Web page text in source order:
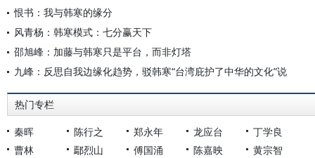
恨书：我与韩寒的缘分
风青杨：韩寒模式：七分赢天下
邵旭峰：加藤与韩寒只是平台，而非灯塔
九峰：反思自我边缘化趋势，驳韩寒“台湾庇护了中华的文化”说
热门专栏
秦晖 陈行之 郑永年 龙应台
丁学良
曹林
鄢烈山 傅国涌 陈嘉映 黄宗智